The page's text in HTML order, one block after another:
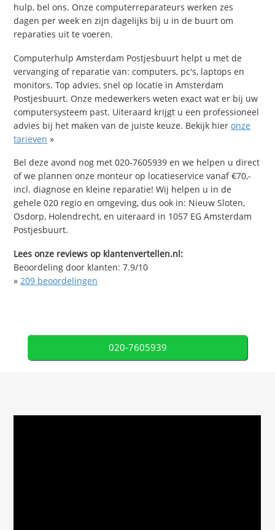
hulp, bel ons. Onze computerreparateurs werken zes
dagen per week en zijn dagelijks bij u in de buurt om
reparaties uit te voeren.
Computerhulp Amsterdam Postjesbuurt helpt u met de
vervanging of reparatie van: computers, pc's, laptops en
monitors. Top advies, snel op locatie in Amsterdam
Postjesbuurt. Onze medewerkers weten exact wat er bij uw
computersysteem past. Uiteraard krijgt u een professioneel
advies bij het maken van de juiste keuze. Bekijk hieronze
tarieven »
Bel deze avond nog met 020-7605939 en we helpen u direct
of we plannen onze monteur op locatieservice vanaf €70,-
incl. diagnose en kleine reparatie! Wij helpen u in de
gehele 020 regio en omgeving, dus ook in: Nieuw Sloten,
Osdorp, Holendrecht, en uiteraard in 1057 EG Amsterdam
Postjesbuurt.
Lees onze reviews op klantenvertellen.nl:
Beoordeling door klanten:7.9/10
»209 beoordelingen
020-7605939